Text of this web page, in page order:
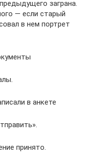
заграна.
— если старый
в нем портрет
в анкете
принято.